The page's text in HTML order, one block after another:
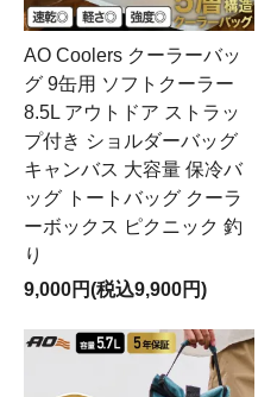
AO Coolers クーラーバッ
グ 9缶用 ソフトクーラー
8.5L アウトドア ストラッ
プ付き ショルダーバッグ
キャンバス 大容量 保冷バ
ッグ トートバッグ クーラ
ーボックス ピクニック 釣
り
9,000円(税込9,900円)